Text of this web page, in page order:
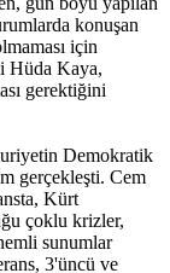
konuşan
için
Hüda Kaya,
gerektiğini
Demokratik
gerçekleşti. Cem
Kürt
çoklu krizler,
sunumlar
3'üncü ve